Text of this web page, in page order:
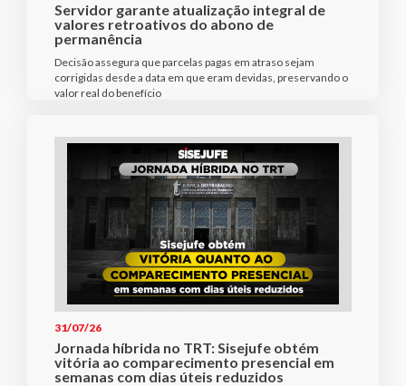
Servidor garante atualização integral de
valores retroativos do abono de
permanência
Decisão assegura que parcelas pagas em atraso sejam
corrigidas desde a data em que eram devidas, preservando o
valor real do benefício
31/07/26
Jornada híbrida no TRT: Sisejufe obtém
vitória ao comparecimento presencial em
semanas com dias úteis reduzidos